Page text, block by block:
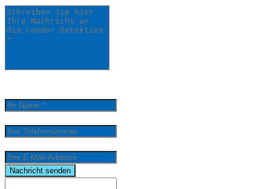
Nachricht senden